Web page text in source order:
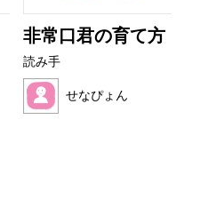
非常口君の育て方
読み手
せなぴょん